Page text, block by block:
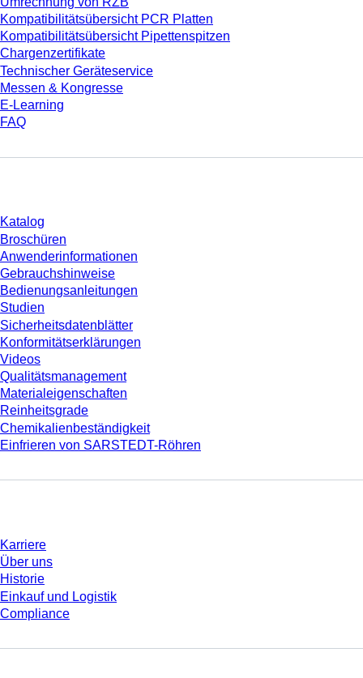
Kompatibilitätsübersicht PCR Platten
Kompatibilitätsübersicht Pipettenspitzen
Chargenzertifikate
Technischer Geräteservice
Messen & Kongresse
E-Learning
FAQ
Katalog
Broschüren
Anwenderinformationen
Gebrauchshinweise
Bedienungsanleitungen
Studien
Sicherheitsdatenblätter
Konformitätserklärungen
Videos
Qualitätsmanagement
Materialeigenschaften
Reinheitsgrade
Chemikalienbeständigkeit
Einfrieren von SARSTEDT-Röhren
Karriere
Über uns
Historie
Einkauf und Logistik
Compliance